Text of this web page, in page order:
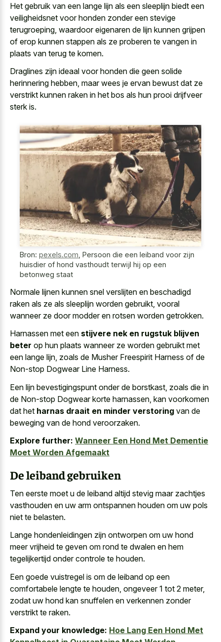
Het gebruik van een lange lijn als een sleeplijn biedt een
veiligheidsnet voor honden zonder een stevige
terugroeping, waardoor eigenaren de lijn kunnen grijpen
of erop kunnen stappen als ze proberen te vangen in
plaats van terug te komen.
Draglines zijn ideaal voor honden die geen solide
herinnering hebben, maar wees je ervan bewust dat ze
verstrikt kunnen raken in het bos als hun prooi drijfveer
sterk is.
Bron: pexels.com Persoon die een leiband voor zijn
huisdier of hond vasthoudt terwijl hij op een
betonweg staat
Normale lijnen kunnen snel verslijten en beschadigd
raken als ze als sleeplijn worden gebruikt, vooral
wanneer ze door modder en rotsen worden getrokken.
Harnassen met een stijvere nek en rugstuk blijven
beter op hun plaats wanneer ze worden gebruikt met
een lange lijn, zoals de Musher Freespirit Harness of de
Non-stop Dogwear Line Harness.
Een lijn bevestigingspunt onder de borstkast, zoals die in
de Non-stop Dogwear korte harnassen, kan voorkomen
dat het harnas draait en minder verstoring van de
beweging van de hond veroorzaken.
Explore further: Wanneer Een Hond Met Dementie
Moet Worden Afgemaakt
De leiband gebruiken
Ten eerste moet u de leiband altijd stevig maar zachtjes
vasthouden en uw arm ontspannen houden om uw pols
niet te belasten.
Lange hondenleidingen zijn ontworpen om uw hond
meer vrijheid te geven om rond te dwalen en hem
tegelijkertijd onder controle te houden.
Een goede vuistregel is om de leiband op een
comfortabele lengte te houden, ongeveer 1 tot 2 meter,
zodat uw hond kan snuffelen en verkennen zonder
verstrikt te raken.
Expand your knowledge: Hoe Lang Een Hond Met